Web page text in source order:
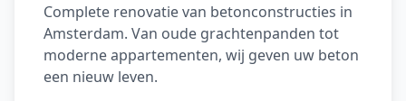
Complete renovatie van betonconstructies in
Amsterdam. Van oude grachtenpanden tot
moderne appartementen, wij geven uw beton
een nieuw leven.